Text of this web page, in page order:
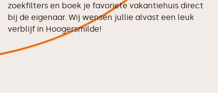
zoekfilters en boek je favoriete vakantiehuis direct
bij de eigenaar. Wij wensen jullie alvast een leuk
verblijf in Hoogersmilde!